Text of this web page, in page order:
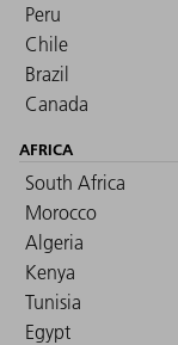
Peru
Chile
Brazil
Canada
AFRICA
South Africa
Morocco
Algeria
Kenya
Tunisia
Egypt